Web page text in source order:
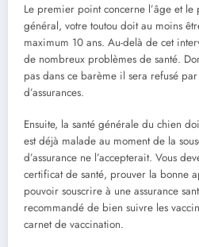
Le premier point concerne l’âge et
général, votre toutou doit au moins
maximum 10 ans. Au-delà de cet
de nombreux problèmes de santé.
pas dans ce barème il sera refusé
d’assurances.
Ensuite, la santé générale du chien
est déjà malade au moment de la
d’assurance ne l’accepterait. Vous
certificat de santé, prouver la bonne
pouvoir souscrire à une assurance
recommandé de bien suivre les
carnet de vaccination.